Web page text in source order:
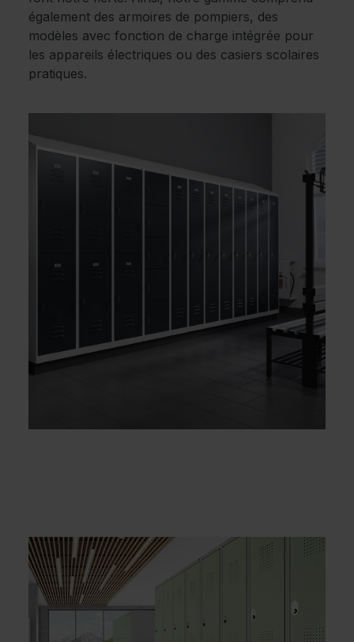
également des armoires de pompiers, des
modèles avec fonction de charge intégrée pour
les appareils électriques ou des casiers scolaires
pratiques.